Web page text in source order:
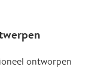
ontworpen